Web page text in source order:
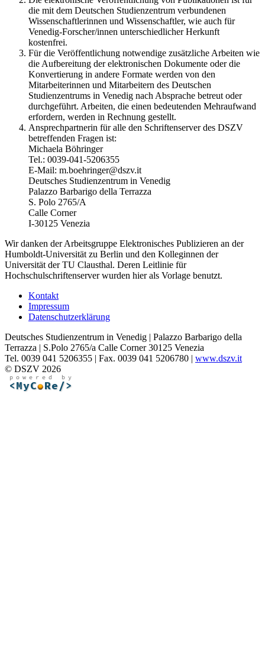
die mit dem Deutschen Studienzentrum verbundenen
Wissenschaftlerinnen und Wissenschaftler, wie auch für
Venedig-Forscher/innen unterschiedlicher Herkunft
kostenfrei.
Für die Veröffentlichung notwendige zusätzliche Arbeiten wie
die Aufbereitung der elektronischen Dokumente oder die
Konvertierung in andere Formate werden von den
Mitarbeiterinnen und Mitarbeitern des Deutschen
Studienzentrums in Venedig nach Absprache betreut oder
durchgeführt. Arbeiten, die einen bedeutenden Mehraufwand
erfordern, werden in Rechnung gestellt.
Ansprechpartnerin für alle den Schriftenserver des DSZV
betreffenden Fragen ist:
Michaela Böhringer
Tel.: 0039-041-5206355
E-Mail: m.boehringer@dszv.it
Deutsches Studienzentrum in Venedig
Palazzo Barbarigo della Terrazza
S. Polo 2765/A
Calle Corner
I-30125 Venezia
Wir danken der Arbeitsgruppe Elektronisches Publizieren an der
Humboldt-Universität zu Berlin und den Kolleginnen der
Universität der TU Clausthal. Deren Leitlinie für
Hochschulschriftenserver wurden hier als Vorlage benutzt.
Kontakt
Impressum
Datenschutzerklärung
Deutsches Studienzentrum in Venedig | Palazzo Barbarigo della
Terrazza | S.Polo 2765/a Calle Corner 30125 Venezia
Tel. 0039 041 5206355 | Fax. 0039 041 5206780 | www.dszv.it
© DSZV 2026